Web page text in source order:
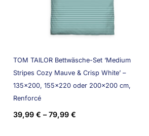
TOM TAILOR Bettwäsche-Set ‘Medium
Stripes Cozy Mauve & Crisp White’ –
135×200, 155×220 oder 200×200 cm,
Renforcé
39,99 € –79,99 €